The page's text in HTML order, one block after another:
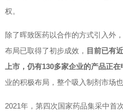
权。
除了晖致医药以合作的方式引入外，
布局已取得了初步成效， 目前已有
上市，仍有130多家企业的产品正在
业的积极布局，整个吸入制剂市场也
2021年，第四次国家药品集采中首